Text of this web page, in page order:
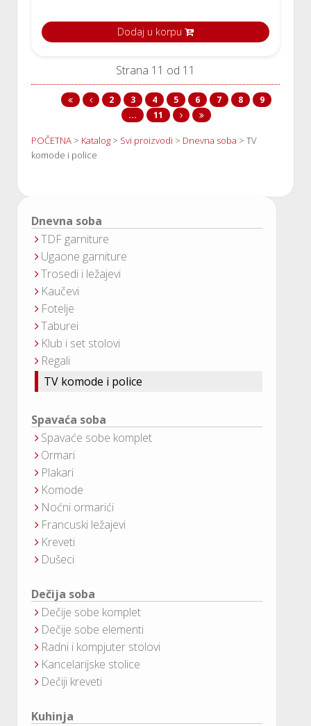
Dodaj u korpu
Strana 11 od 11
2 3 4 5 6 7 8
9
...
11
POČETNA > Katalog > Svi proizvodi > Dnevna soba > TV
komode i police
Dnevna soba
TDF garniture
Ugaone garniture
Trosedi i ležajevi
Kaučevi
Fotelje
Taburei
Klub i set stolovi
Regali
TV komode i police
Spavaća soba
Spavaće sobe komplet
Ormari
Plakari
Komode
Noćni ormarići
Francuski ležajevi
Kreveti
Dušeci
Dečija soba
Dečije sobe komplet
Dečije sobe elementi
Radni i kompjuter stolovi
Kancelarijske stolice
Dečiji kreveti
Kuhinja